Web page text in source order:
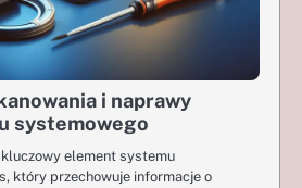
i naprawy
systemowego
element systemu
który przechowuje informacje o